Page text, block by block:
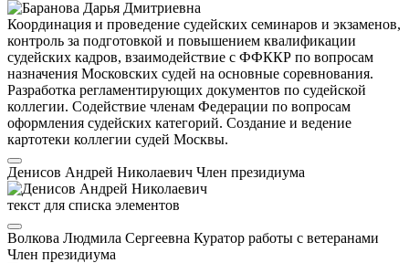
Координация и проведение судейских семинаров и экзаменов,
контроль за подготовкой и повышением квалификации
судейских кадров, взаимодействие с ФФККР по вопросам
назначения Московских судей на основные соревнования.
Разработка регламентирующих документов по судейской
коллегии. Содействие членам Федерации по вопросам
оформления судейских категорий. Создание и ведение
картотеки коллегии судей Москвы.
Денисов Андрей Николаевич Член президиума
текст для списка элементов
Волкова Людмила Сергеевна Куратор работы с ветеранами
Член президиума